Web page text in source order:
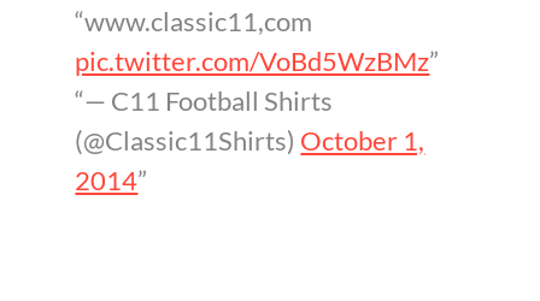
www.classic11,com
pic.twitter.com/VoBd5WzBMz
— C11 Football Shirts
(@Classic11Shirts) October 1,
2014